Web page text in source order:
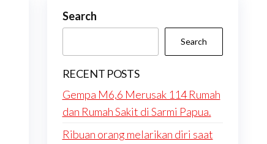
Search
Search
RECENT POSTS
Gempa M6,6 Merusak 114 Rumah
dan Rumah Sakit di Sarmi Papua.
Ribuan orang melarikan diri saat